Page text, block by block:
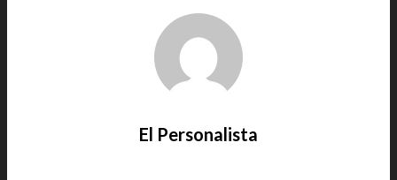
El Personalista